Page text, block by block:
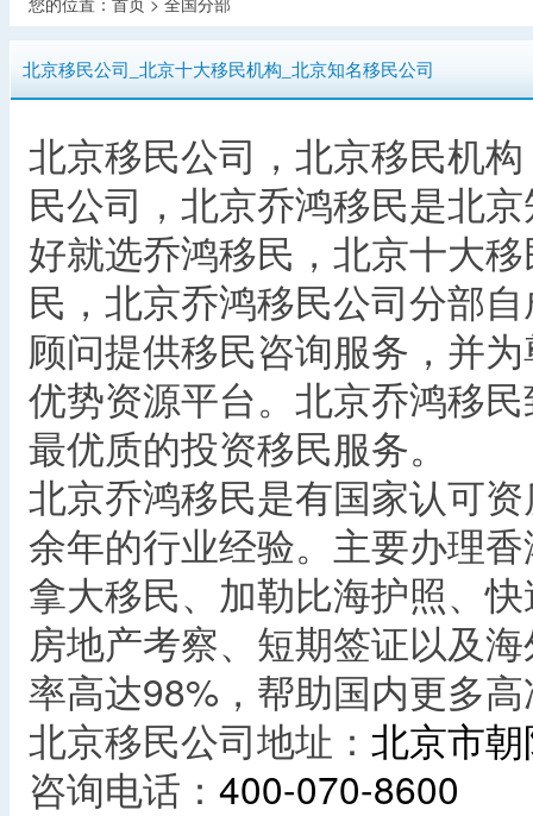
北京移民公司_北京十大移民机构_北京知名移民公司
北京移民公司，北京移民机
民公司，北京乔鸿移民是北
好就选乔鸿移民，北京十大
民，北京乔鸿移民公司分部
顾问提供移民咨询服务，并
优势资源平台。北京乔鸿移
最优质的投资移民服务。
北京乔鸿移民是有国家认可
余年的行业经验。主要办理
拿大移民、加勒比海护照、
房地产考察、短期签证以及
率高达98%，帮助国内更多
北京移民公司地址： 北京市
咨询电话： 400-070-8600